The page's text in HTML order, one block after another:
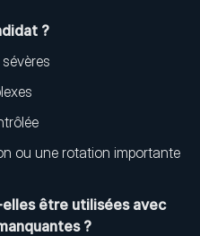
?
ou une rotation importante
être utilisées avec
?